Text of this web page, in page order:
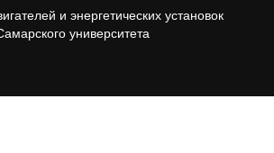
и энергетических установок
университета